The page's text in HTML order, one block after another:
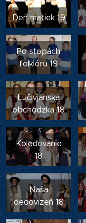
Deň matiek 19
Po stopách
folklóru 19
Lučivjanská
obchôdzka 18
Koledovanie
18
Naša
dedovizeň 18